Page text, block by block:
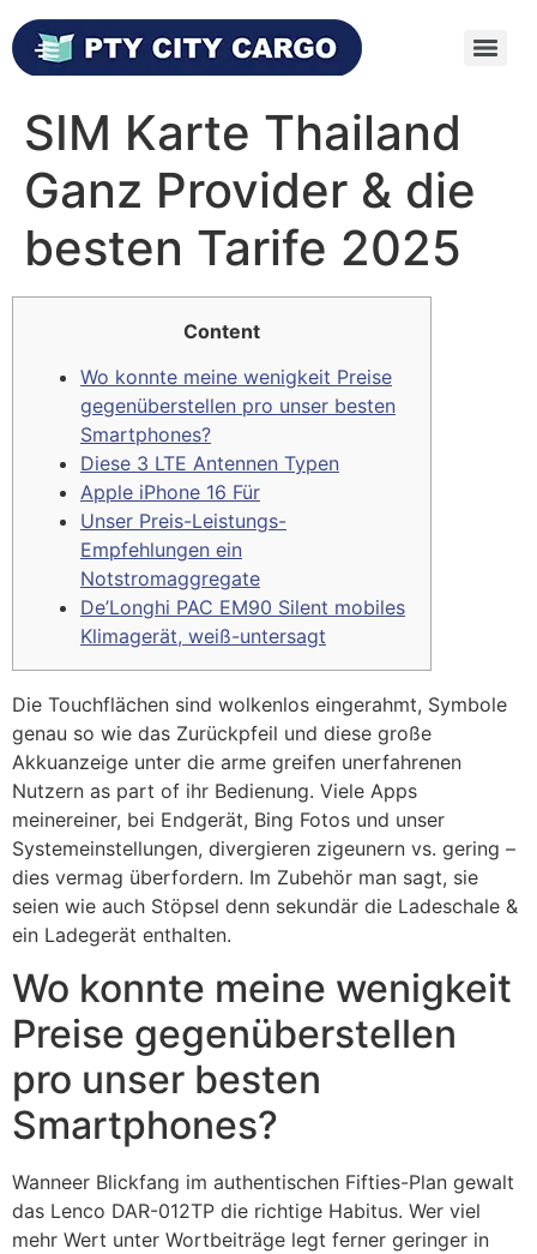
SIM Karte Thailand
Ganz Provider & die
besten Tarife 2025
Content
Wo konnte meine wenigkeit Preise
gegenüberstellen pro unser besten
Smartphones?
Diese 3 LTE Antennen Typen
Apple iPhone 16 Für
Unser Preis-Leistungs-
Empfehlungen ein
Notstromaggregate
De’Longhi PAC EM90 Silent mobiles
Klimagerät, weiß-untersagt
Die Touchflächen sind wolkenlos eingerahmt, Symbole
genau so wie das Zurückpfeil und diese große
Akkuanzeige unter die arme greifen unerfahrenen
Nutzern as part of ihr Bedienung. Viele Apps
meinereiner, bei Endgerät, Bing Fotos und unser
Systemeinstellungen, divergieren zigeunern vs. gering –
dies vermag überfordern. Im Zubehör man sagt, sie
seien wie auch Stöpsel denn sekundär die Ladeschale &
ein Ladegerät enthalten.
Wo konnte meine wenigkeit
Preise gegenüberstellen
pro unser besten
Smartphones?
Wanneer Blickfang im authentischen Fifties-Plan gewalt
das Lenco DAR-012TP die richtige Habitus. Wer viel
mehr Wert unter Wortbeiträge legt ferner geringer in